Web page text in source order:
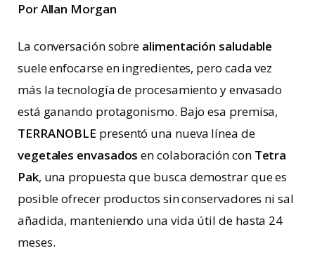
Por Allan Morgan
La conversación sobre alimentación saludable
suele enfocarse en ingredientes, pero cada vez
más la tecnología de procesamiento y envasado
está ganando protagonismo. Bajo esa premisa,
TERRANOBLE presentó una nueva línea de
vegetales envasados en colaboración con Tetra
Pak, una propuesta que busca demostrar que es
posible ofrecer productos sin conservadores ni sal
añadida, manteniendo una vida útil de hasta 24
meses.